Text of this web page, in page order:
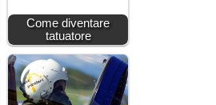
Come diventare
tatuatore